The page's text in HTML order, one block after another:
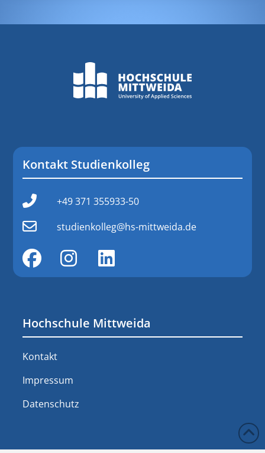
Kontakt Studienkolleg
+49 371 355933-50
studienkolleg@hs-mittweida.de
Hochschule Mittweida
Kontakt
Impressum
Datenschutz